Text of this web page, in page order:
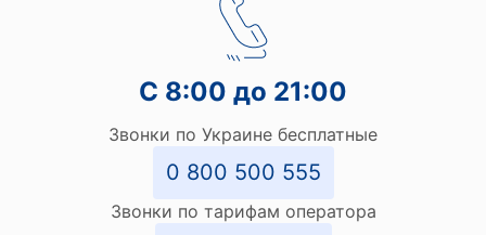
С 8:00 до 21:00
Звонки по Украине бесплатные
0 800 500 555
Звонки по тарифам оператора